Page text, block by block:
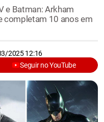
e Batman: Arkham
completam 10 anos em
2025 12:16
Seguir no YouTube